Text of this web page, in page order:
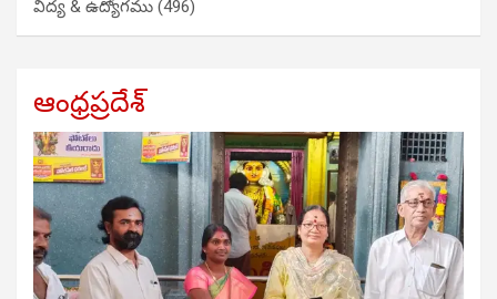
విద్య & ఉద్యోగము (496)
ఆంధ్రప్రదేశ్